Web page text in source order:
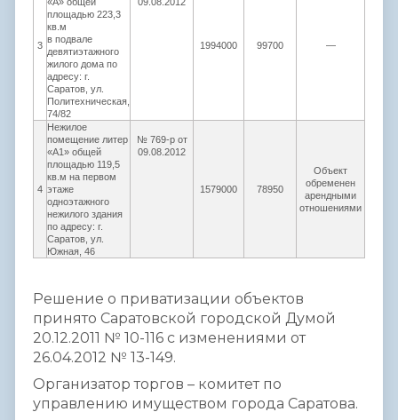
3
площадью 223,3
кв.м
в подвале
девятиэтажного
жилого дома по
адресу: г.
Саратов, ул.
Политехническая,
74/82
1994000 99700 ―
4
Нежилое
помещение литер
«А1» общей
площадью 119,5
кв.м на первом
этаже
одноэтажного
нежилого здания
по адресу: г.
Саратов, ул.
Южная, 46
№ 769-р от
09.08.2012
1579000 78950
Объект
обременен
арендными
отношениями
Решение о приватизации объектов
принято Саратовской городской Думой
20.12.2011 № 10-116 с изменениями от
26.04.2012 № 13-149.
Организатор торгов – комитет по
управлению имуществом города Саратова.